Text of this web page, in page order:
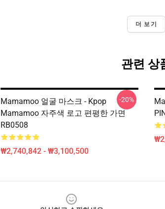
더 보기
관련 상
Mamamoo 얼굴 마스크 - Kpop
Mamamoo 자주색 로고 편평한 가면
RB0508
₩2,740,842 - ₩3,100,500
-20%